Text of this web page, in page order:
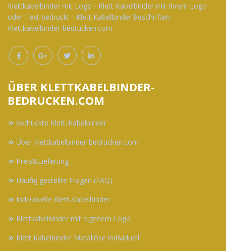
Klettkabelbinder mit Logo - Klett Kabelbinder mit Ihrem Logo
oder Text bedruckt - Klett Kabelbinder beschriften -
Klettkabelbinder-bedrucken.com
ÜBER KLETTKABELBINDER-
BEDRUCKEN.COM
bedruckte Klett-Kabelbinder
Über Klettkabelbinder-bedrucken.com
Preis&Lieferung
Häufig gestellte Fragen (FAQ)
Individuelle Klett-Kabelbinder
Klettkabelbinder mit eigenem Logo
Klett Kabelbinder Metallöse individuell